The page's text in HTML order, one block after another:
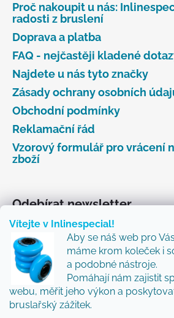
Vítejte v Inlinespecial!
Aby se náš web pro
máme krom koleček i
a podobné nástroje.
Pomáhají nám zajistit
webu, měřit jeho výkon a
bruslařský zážitek.
Proč nakoupit u nás:
radosti z bruslení
Doprava a platba
FAQ - nejčastěji kladené
Najdete u nás tyto značky
Zásady ochrany osobních
Obchodní podmínky
Reklamační řád
Vzorový formulář pro vrácení
zboží
Odebírat newsletter
Vložte svůj e-mail a my vám
o nových produktech na našem e-
Přidejte se k nám a my Vám
novinky a tipy.
E-mail